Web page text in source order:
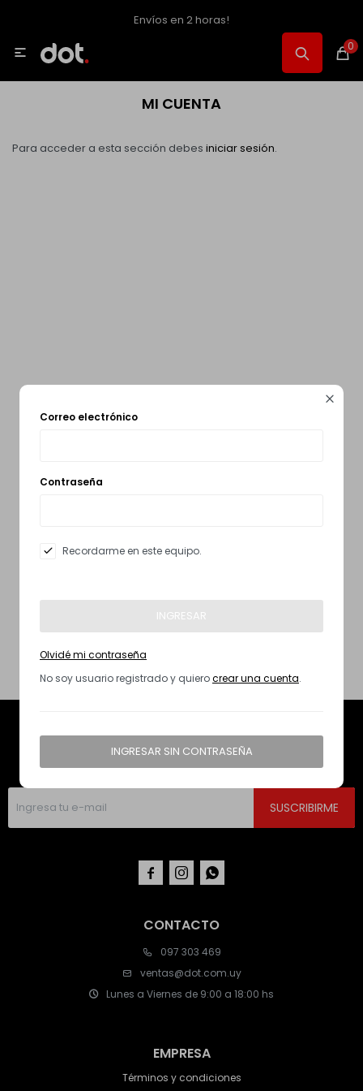

Correo electrónico
Contraseña
Recordarme en este equipo.
INGRESAR
Olvidé mi contraseña
No soy usuario registrado y quierocrear una cuenta.
INGRESAR SIN CONTRASEÑA
Envíos en 2 horas!
0

MI CUENTA
Para acceder a esta sección debes iniciar sesión.
CONTACTO
097 303 469
ventas@dot.com.uy
Lunes a Viernes de 9:00 a 18:00 hs
EMPRESA
Términos y condiciones
NEWSLETTER
SUSCRIBIRME
  
Smart Home
Zona Home